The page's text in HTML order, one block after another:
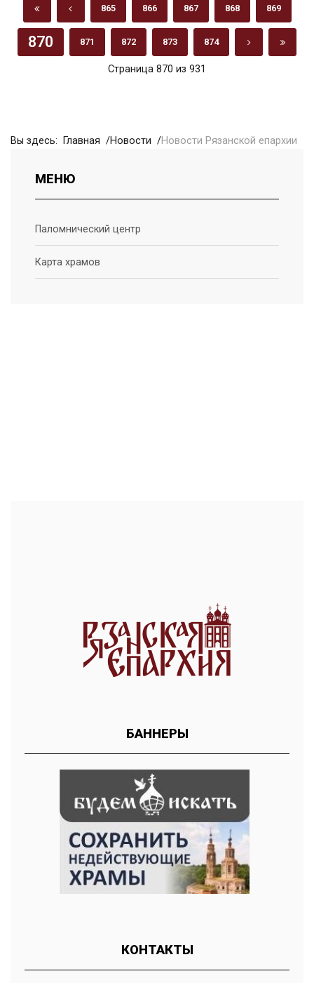
Страница 870 из 931
865 866 867 868 869
870 871 872 873 874
Вы здесь: Главная Новости Новости Рязанской епархии
МЕНЮ
Паломнический центр
Карта храмов
БАННЕРЫ
КОНТАКТЫ